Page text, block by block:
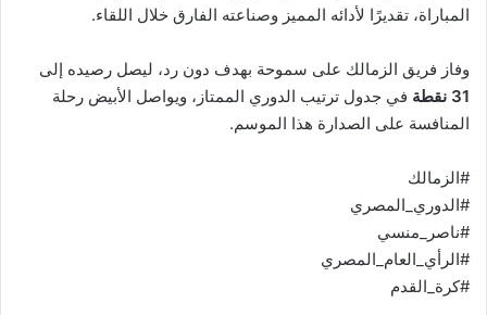
المباراة، تقديرًا لأدائه المميز وصناعته الفارق خلال اللقاء.
وفاز فريق الزمالك على سموحة بهدف دون رد، ليصل رصيده إلى
31 نقطة
في جدول ترتيب الدوري الممتاز، ويواصل الأبيض رحلة
المنافسة على الصدارة هذا الموسم.
#الزمالك
#الدوري_المصري
#ناصر_منسي
#الرأي_العام_المصري
#كرة_القدم